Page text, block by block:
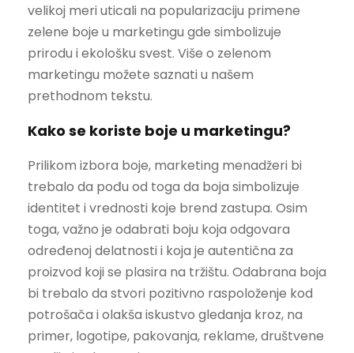
velikoj meri uticali na popularizaciju primene
zelene boje u marketingu gde simbolizuje
prirodu i ekološku svest. Više o zelenom
marketingu možete saznati u našem
prethodnom tekstu.
Kako se koriste boje u marketingu?
Prilikom izbora boje, marketing menadžeri bi
trebalo da pođu od toga da boja simbolizuje
identitet i vrednosti koje brend zastupa. Osim
toga, važno je odabrati boju koja odgovara
određenoj delatnosti i koja je autentična za
proizvod koji se plasira na tržištu. Odabrana boja
bi trebalo da stvori pozitivno raspoloženje kod
potrošača i olakša iskustvo gledanja kroz, na
primer, logotipe, pakovanja, reklame, društvene